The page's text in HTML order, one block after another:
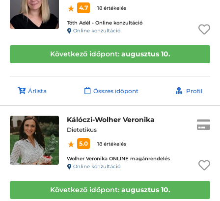
4.7
18 értékelés
Tóth Adél - Online konzultáció
Online konzultáció
Következő időpont: augusztus 10.
Árlista Összes időpont Profil
Kálóczi-Wolher Veronika
Dietetikus
5.0
18 értékelés
Wolher Veronika ONLINE magánrendelés
Online konzultáció
Következő időpont: augusztus 10.